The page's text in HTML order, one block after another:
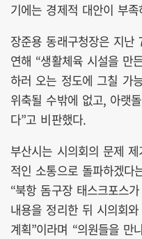
기에는 경제적 대안이 부
장준용 동래구청장은 지난
연해 “생활체육 시설을 만
하러 오는 정도에 그칠 가
위축될 수밖에 없고, 아랫
다”고 비판했다.
부산시는 시의회의 문제
적인 소통으로 돌파하겠
“북항 돔구장 태스크포스
내용을 정리한 뒤 시의회
계획”이라며 “의원들을